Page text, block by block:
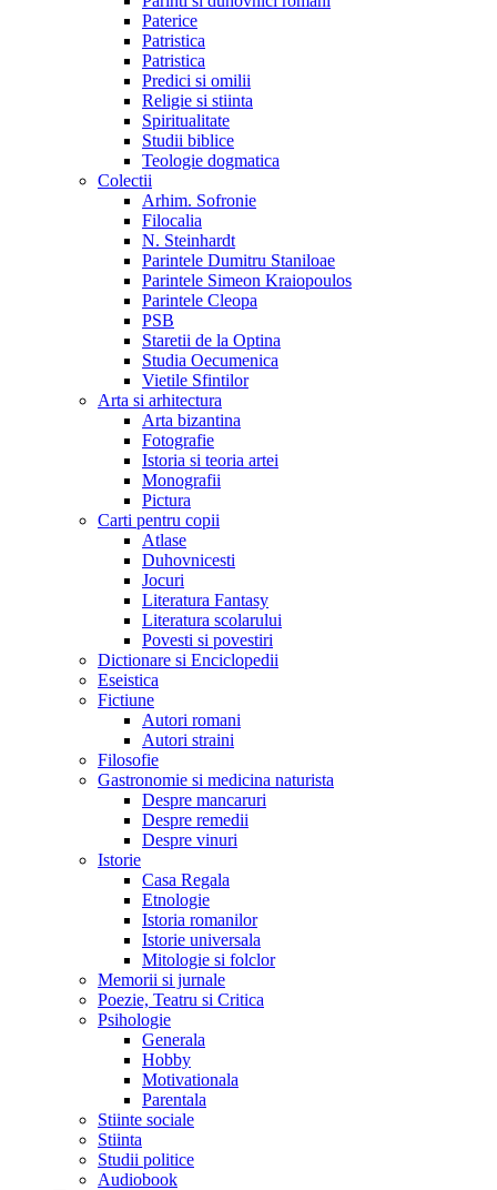
Paterice
Patristica
Patristica
Predici si omilii
Religie si stiinta
Spiritualitate
Studii biblice
Teologie dogmatica
Colectii
Arhim. Sofronie
Filocalia
N. Steinhardt
Parintele Dumitru Staniloae
Parintele Simeon Kraiopoulos
Parintele Cleopa
PSB
Staretii de la Optina
Studia Oecumenica
Vietile Sfintilor
Arta si arhitectura
Arta bizantina
Fotografie
Istoria si teoria artei
Monografii
Pictura
Carti pentru copii
Atlase
Duhovnicesti
Jocuri
Literatura Fantasy
Literatura scolarului
Povesti si povestiri
Dictionare si Enciclopedii
Eseistica
Fictiune
Autori romani
Autori straini
Filosofie
Gastronomie si medicina naturista
Despre mancaruri
Despre remedii
Despre vinuri
Istorie
Casa Regala
Etnologie
Istoria romanilor
Istorie universala
Mitologie si folclor
Memorii si jurnale
Poezie, Teatru si Critica
Psihologie
Generala
Hobby
Motivationala
Parentala
Stiinte sociale
Stiinta
Studii politice
Audiobook